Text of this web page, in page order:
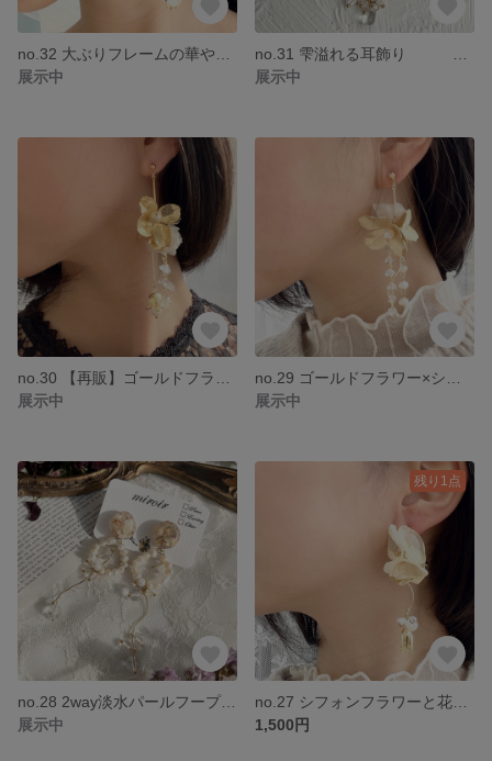
展示中
展示中
展示中
展示中
no.28 2way淡水パールフープの耳飾り ピアス イヤリング アンティーク 淡水パール レジン ニュアンス ギフト ウエディング ブライダル お呼ばれ
展示中
残り1点
1,500円